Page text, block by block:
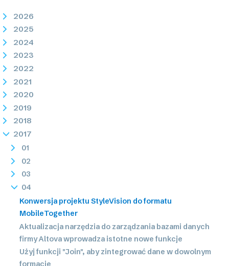
2026
2025
2024
2023
2022
2021
2020
2019
2018
2017
01
02
03
04
Konwersja projektu StyleVision do formatu
MobileTogether
Aktualizacja narzędzia do zarządzania bazami danych
firmy Altova wprowadza istotne nowe funkcje
Użyj funkcji "Join", aby zintegrować dane w dowolnym
formacie